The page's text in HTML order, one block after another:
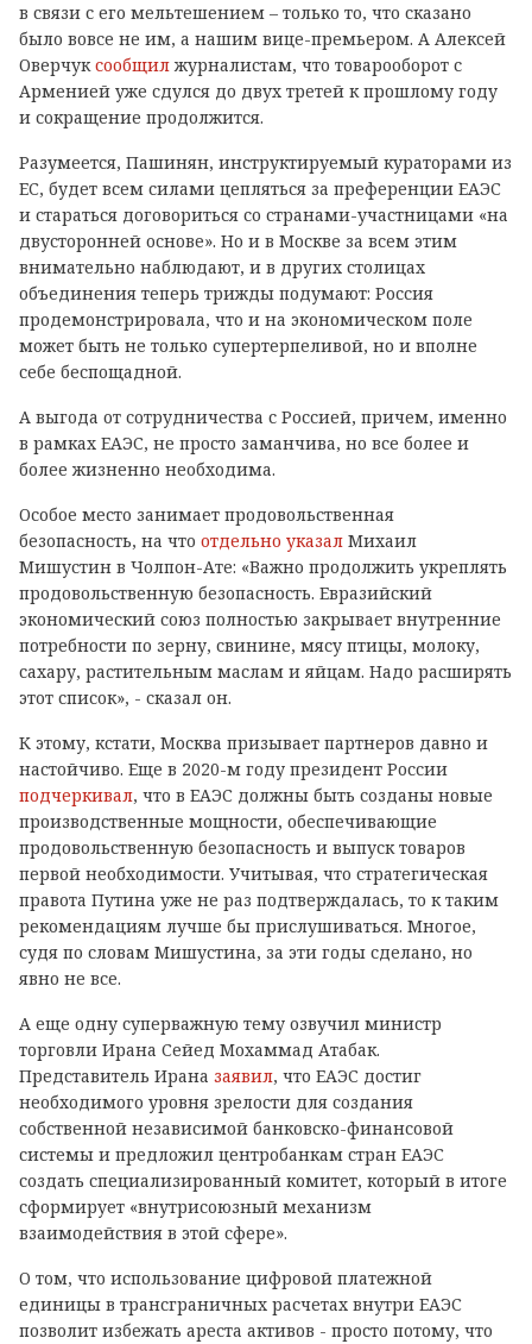
в связи с его мельтешением – только то, что сказано
было вовсе не им, а нашим вице-премьером. А Алексей
Оверчуксообщилжурналистам, что товарооборот с
Арменией уже сдулся до двух третей к прошлому году
и сокращение продолжится.
Разумеется, Пашинян, инструктируемый кураторами из
ЕС, будет всем силами цепляться за преференции ЕАЭС
и стараться договориться со странами-участницами «на
двусторонней основе». Но и в Москве за всем этим
внимательно наблюдают, и в других столицах
объединения теперь трижды подумают: Россия
продемонстрировала, что и на экономическом поле
может быть не только супертерпеливой, но и вполне
себе беспощадной.
А выгода от сотрудничества с Россией, причем, именно
в рамках ЕАЭС, не просто заманчива, но все более и
более жизненно необходима.
Особое место занимает продовольственная
безопасность, на что отдельно указал Михаил
Мишустин в Чолпон-Ате: «Важно продолжить укреплять
продовольственную безопасность. Евразийский
экономический союз полностью закрывает внутренние
потребности по зерну, свинине, мясу птицы, молоку,
сахару, растительным маслам и яйцам. Надо расширять
этот список», - сказал он.
К этому, кстати, Москва призывает партнеров давно и
настойчиво. Еще в 2020-м году президент России
подчеркивал, что в ЕАЭС должны быть созданы новые
производственные мощности, обеспечивающие
продовольственную безопасность и выпуск товаров
первой необходимости. Учитывая, что стратегическая
правота Путина уже не раз подтверждалась, то к таким
рекомендациям лучше бы прислушиваться. Многое,
судя по словам Мишустина, за эти годы сделано, но
явно не все.
А еще одну суперважную тему озвучил министр
торговли Ирана Сейед Мохаммад Атабак.
Представитель Ирана заявил, что ЕАЭС достиг
необходимого уровня зрелости для создания
собственной независимой банковско-финансовой
системы и предложил центробанкам стран ЕАЭС
создать специализированный комитет, который в итоге
сформирует «внутрисоюзный механизм
взаимодействия в этой сфере».
О том, что использование цифровой платежной
единицы в трансграничных расчетах внутри ЕАЭС
позволит избежать ареста активов - просто потому, что